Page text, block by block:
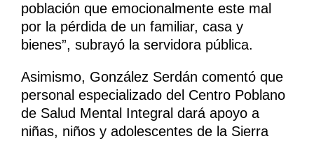
población que emocionalmente este mal
por la pérdida de un familiar, casa y
bienes”, subrayó la servidora pública.
Asimismo, González Serdán comentó que
personal especializado del Centro Poblano
de Salud Mental Integral dará apoyo a
niñas, niños y adolescentes de la Sierra